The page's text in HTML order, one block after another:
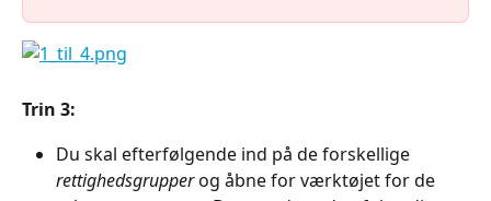
Trin 3:
Du skal efterfølgende ind på de forskellige
rettighedsgrupper og åbne for værktøjet for de